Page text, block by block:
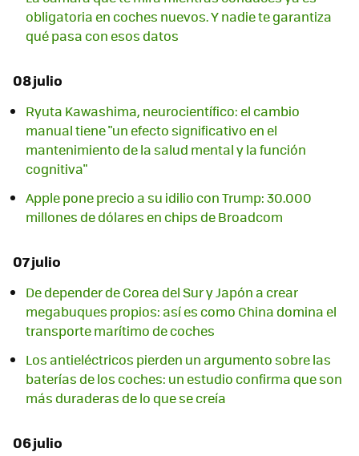
obligatoria en coches nuevos. Y nadie te garantiza
qué pasa con esos datos
08 julio
Ryuta Kawashima, neurocientífico: el cambio
manual tiene "un efecto significativo en el
mantenimiento de la salud mental y la función
cognitiva"
Apple pone precio a su idilio con Trump: 30.000
millones de dólares en chips de Broadcom
07 julio
De depender de Corea del Sur y Japón a crear
megabuques propios: así es como China domina el
transporte marítimo de coches
Los antieléctricos pierden un argumento sobre las
baterías de los coches: un estudio confirma que son
más duraderas de lo que se creía
06 julio